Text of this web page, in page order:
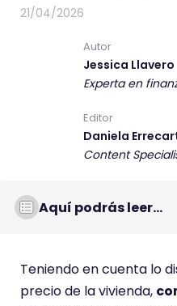
21/04/2026
Autor
Jessica Llavero
Experta en
Editor
Daniela
Content
Aquí podrás leer...
Teniendo en cuenta lo
precio de la vivienda,